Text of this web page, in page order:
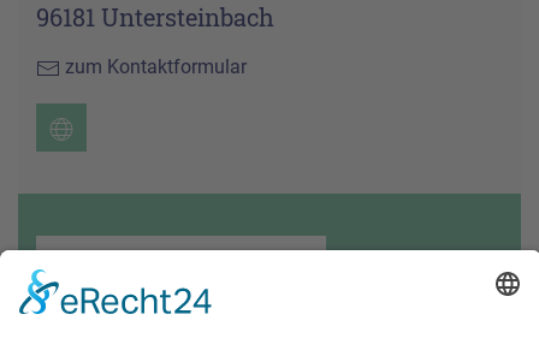
96181 Untersteinbach
zum Kontaktformular